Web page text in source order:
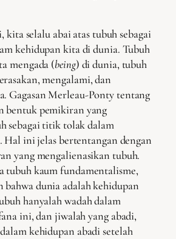
kita selalu abai atas tubuh sebagai
kehidupan kita di dunia. Tubuh
mengada (being) di dunia, tubuh
mengalami, dan
Gagasan Merleau-Ponty tentang
bentuk pemikiran yang
sebagai titik tolak dalam
Hal ini jelas bertentangan dengan
yang mengalienasikan tubuh.
tubuh kaum fundamentalisme,
bahwa dunia adalah kehidupan
hanyalah wadah dalam
ini, dan jiwalah yang abadi,
kehidupan abadi setelah